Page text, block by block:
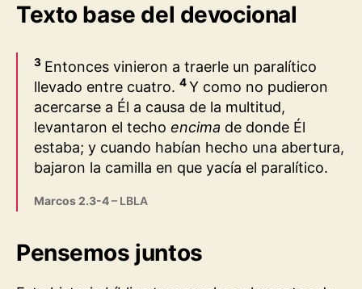
Texto base del devocional
3 Entonces vinieron a traerle un paralítico
llevado entre cuatro. 4Y como no pudieron
acercarse a Él a causa de la multitud,
levantaron el techo encima de donde Él
estaba; y cuando habían hecho una abertura,
bajaron la camilla en que yacía el paralítico.
Marcos 2.3-4– LBLA
Pensemos juntos